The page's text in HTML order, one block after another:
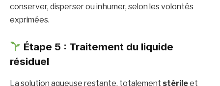
conserver, disperser ou inhumer, selon les volontés
exprimées.
Étape 5 : Traitement du liquide
résiduel
La solution aqueuse restante, totalement stérileet